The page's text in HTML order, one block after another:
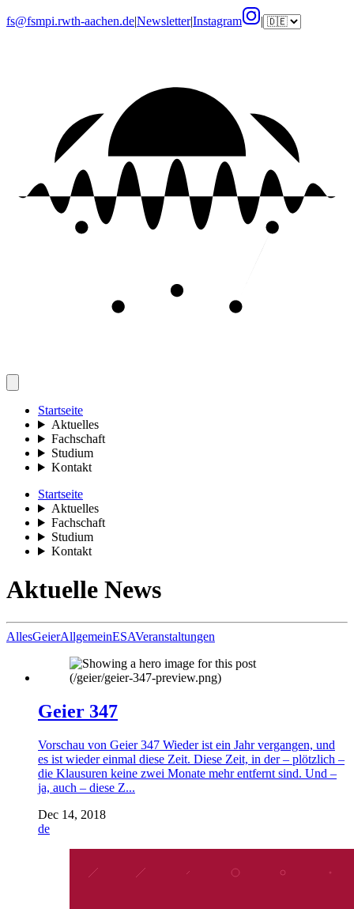
fs@fsmpi.rwth-aachen.de|Newsletter|Instagram |
Startseite
Aktuelles
Fachschaft
Studium
Kontakt
Startseite
Aktuelles
Fachschaft
Studium
Kontakt
Aktuelle News
AllesGeierAllgemeinESAVeranstaltungen
Geier 347
Vorschau von Geier 347 Wieder ist ein Jahr vergangen, und
es ist wieder einmal diese Zeit. Diese Zeit, in der – plötzlich –
die Klausuren keine zwei Monate mehr entfernt sind. Und –
ja, auch – diese Z...
Dec 14, 2018
de